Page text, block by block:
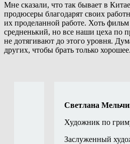
Мне сказали, что так бывает в
продюсеры благодарят своих
их проделанной работе. Хоть
средненький, но все наши цеха по
не дотягивают до этого уровня.
других, чтобы брать только хорошее.
Светлана
Художник по
Заслуженный